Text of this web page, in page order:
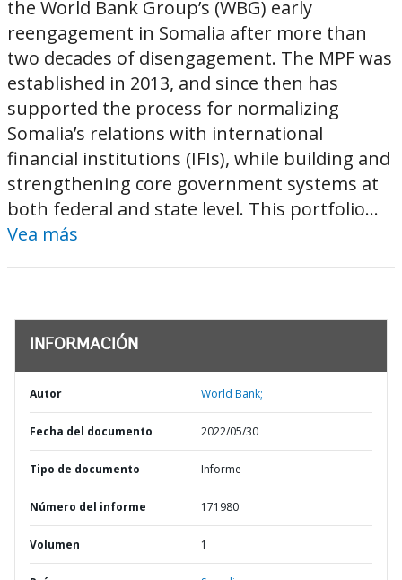
the World Bank Group’s (WBG) early
reengagement in Somalia after more than
two decades of disengagement. The MPF was
established in 2013, and since then has
supported the process for normalizing
Somalia’s relations with international
financial institutions (IFIs), while building and
strengthening core government systems at
both federal and state level. This portfolio...
Vea más
INFORMACIÓN
Autor World Bank;
Fecha del documento 2022/05/30
Tipo de documento Informe
Número del informe 171980
Volumen 1